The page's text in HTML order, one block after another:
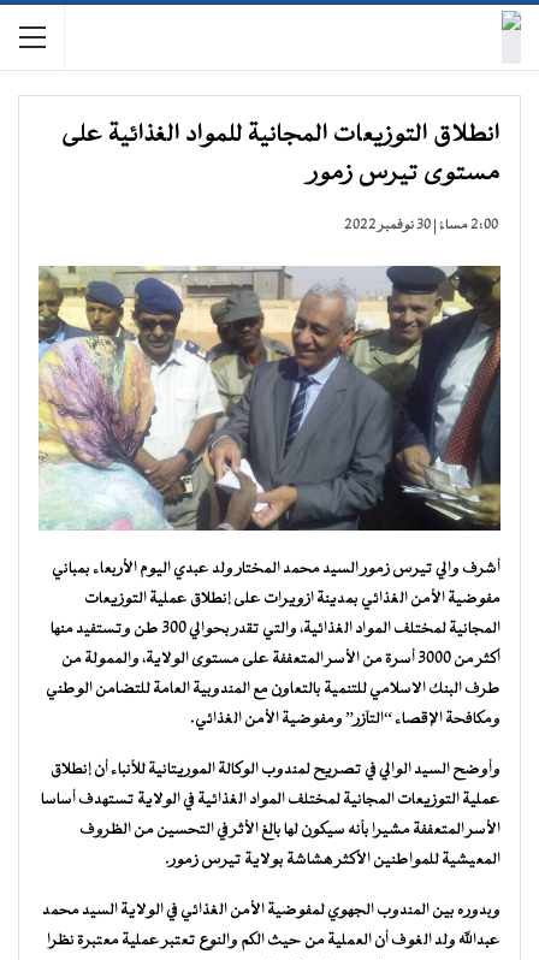
انطلاق التوزيعات المجانية للمواد الغذائية على
مستوى تيرس زمور
2:00 مساءً | 30 نوفمبر 2022
أشرف والي تيرس زمور السيد محمد المختار ولد عبدي اليوم الأربعاء بمباني
مفوضية الأمن الغذائي بمدينة ازويرات على إنطلاق عملية التوزيعات
المجانية لمختلف المواد الغذائية، والتي تقدر بحوالي 300 طن وتستفيد منها
أكثر من 3000 أسرة من الأسر المتعففة على مستوى الولاية، والممولة من
طرف البنك الاسلامي للتنمية بالتعاون مع المندوبية العامة للتضامن الوطني
ومكافحة الإقصاء “التآزر” ومفوضية الأمن الغذائي.
وأوضح السيد الوالي في تصريح لمندوب الوكالة الموريتانية للأنباء أن إنطلاق
عملية التوزيعات المجانية لمختلف المواد الغذائية في الولاية تستهدف أساسا
الأسر المتعففة مشيرا بأنه سيكون لها بالغ الأثر في التحسين من الظروف
المعيشية للمواطنين الأكثر هشاشة بولاية تيرس زمور.
وبدوره بين المندوب الجهوي لمفوضية الأمن الغذائي في الولاية السيد محمد
عبدالله ولد الغوف أن العملية من حيث الكم والنوع تعتبر عملية معتبرة نظرا